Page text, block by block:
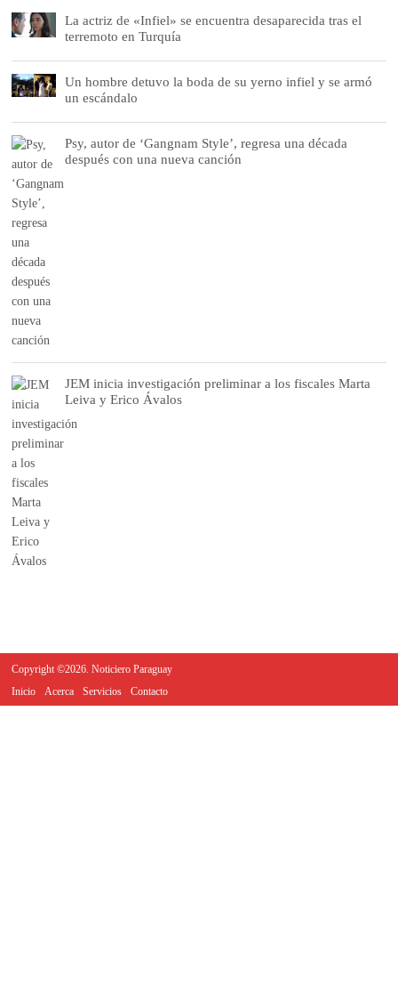
La actriz de «Infiel» se encuentra desaparecida tras el
terremoto en Turquía
Un hombre detuvo la boda de su yerno infiel y se armó
un escándalo
Psy, autor de ‘Gangnam Style’, regresa una década
después con una nueva canción
JEM inicia investigación preliminar a los fiscales Marta
Leiva y Erico Ávalos
Copyright ©2026. Noticiero Paraguay
Inicio
Acerca Servicios Contacto